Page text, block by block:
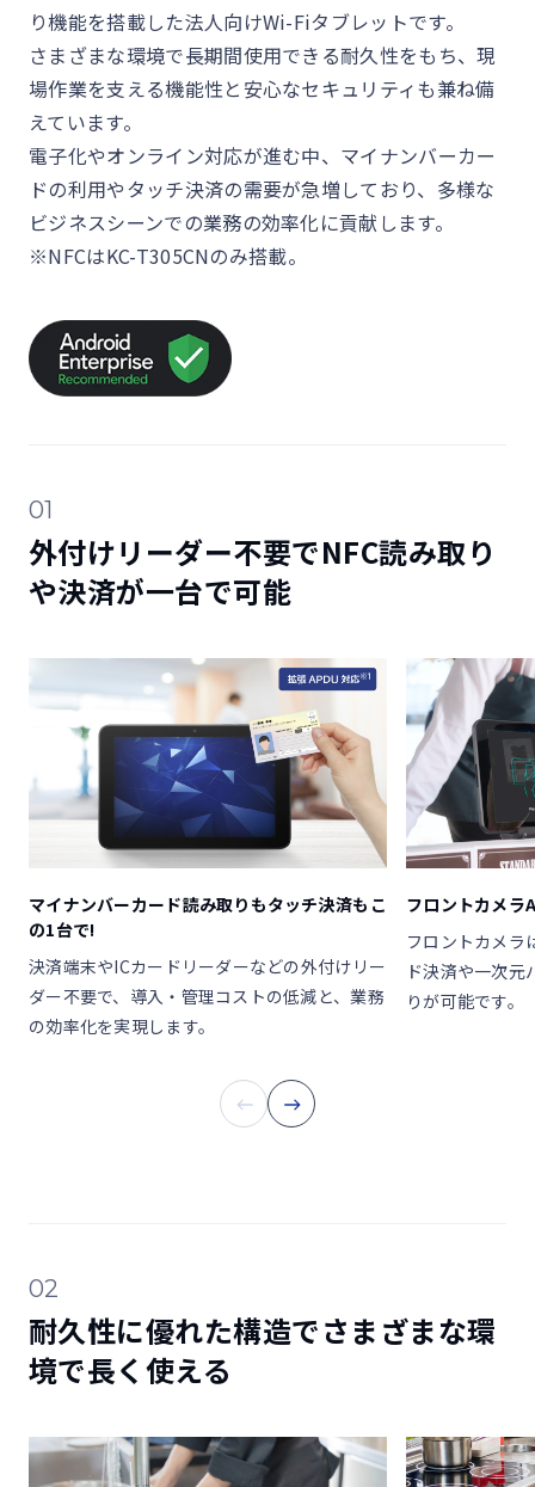
り機能を搭載した法人向けWi-Fiタブレットです。​
さまざまな環境で長期間使用できる耐久性をもち、現
場作業を支える機能性と安心なセキュリティも兼ね備
えています。​
電子化やオンライン対応が進む中、マイナンバーカー
ドの利用やタッチ決済の需要が急増しており、多様な
ビジネスシーンでの業務の効率化に貢献します。​
※NFCはKC-T305CNのみ搭載。
01
外付けリーダー不要でNFC読み取り
や決済が一台で可能
マイナンバーカード読み取りもタッチ決済もこ
の1台で!
決済端末やICカードリーダーなどの外付けリー
ダー不要で、導入・管理コストの低減と、業務
の効率化を実現します。
フロントカメラ
フロントカメラ
ド決済や一次元
りが可能です。
02
耐久性に優れた構造でさまざまな環
境で長く使える